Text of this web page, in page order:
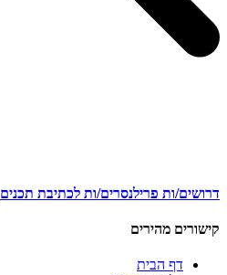
דרושים/ות פרילנסרים/ות לכתיבת תכנים
קישורים מהירים
דף הבית